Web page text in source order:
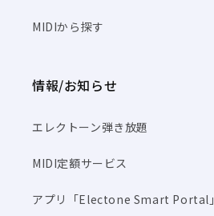
MIDIから探す
情報/お知らせ
エレクトーン弾き放題
MIDI定額サービス
アプリ「Electone Smart Portal」